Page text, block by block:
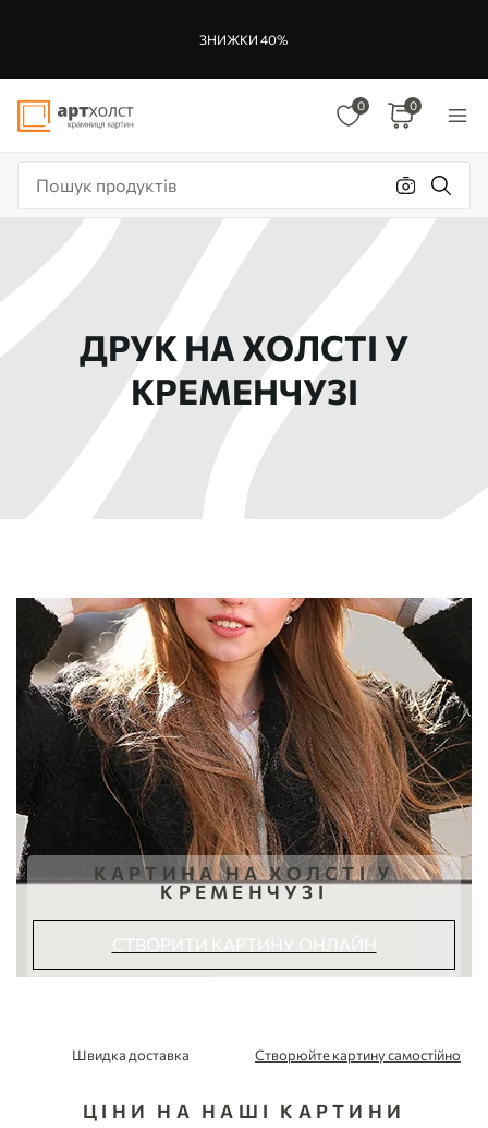
ЗНИЖКИ 40%
0 0
ДРУК НА ХОЛСТІ У
КРЕМЕНЧУЗІ
КАРТИНА НА ХОЛСТІ У
КРЕМЕНЧУЗІ
СТВОРИТИ КАРТИНУ ОНЛАЙН
Швидка доставка Створюйте картину самостійно
ЦІНИ НА НАШІ КАРТИНИ